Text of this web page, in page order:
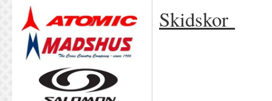
Skidskor